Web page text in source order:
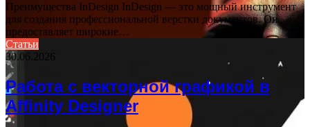
Преимущества InDesign InDesign — это мощный инструмент
для создания профессиональной верстки документов. Он
предоставляет широкие…
Статьи
30.06.2026
Работа с векторной графикой в
Affinity Designer